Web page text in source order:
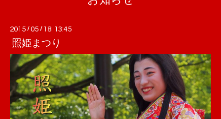
2015 /05 / 18 13:45
照姫まつり